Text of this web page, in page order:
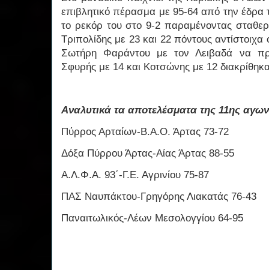
επιβλητικό πέρασμα με 95-64 από την έδρα
το ρεκόρ του στο 9-2 παραμένοντας
Τριπολίδης με 23 και 22 πόντους
Σωτήρη Φαράντου με τον Λειβαδά να
Σφυρής με 14 και Κοτσώνης με 12
Αναλυτικά τα αποτελέσματα της 11ης
Πύρρος Αρταίων-Β.Α.Ο. Άρτας 73-72
Δόξα Πύρρου Άρτας-Αίας Άρτας 88-55
Α.Λ.Φ.Α. 93΄-Γ.Ε. Αγρινίου 75-87
ΠΑΣ Ναυπάκτου-Γρηγόρης Λιακατάς 76-43
Παναιτωλικός-Λέων Μεσολογγίου 64-95